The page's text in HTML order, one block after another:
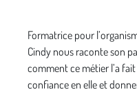
Formatrice pour
Cindy nous raconte son
comment ce métier l’a
confiance en elle et